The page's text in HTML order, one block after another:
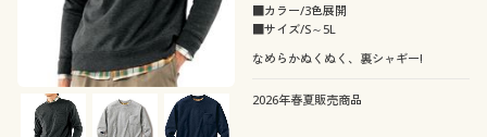
■カラー/3色展開
■サイズ/S～5L
なめらかぬくぬく、裏シャギー!
2026年春夏販売商品